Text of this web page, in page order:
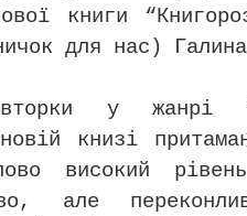
книги
для нас)
у жанрі
книзі
високий
але